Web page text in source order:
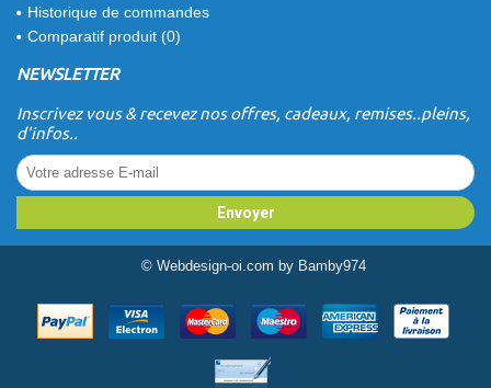
Historique de commandes
Comparatif produit (0)
NEWSLETTER
Inscrivez vous & recevez nos offres, cadeaux, remises..pleins,
d'infos..
Envoyer
© Webdesign-oi.com by Bamby974